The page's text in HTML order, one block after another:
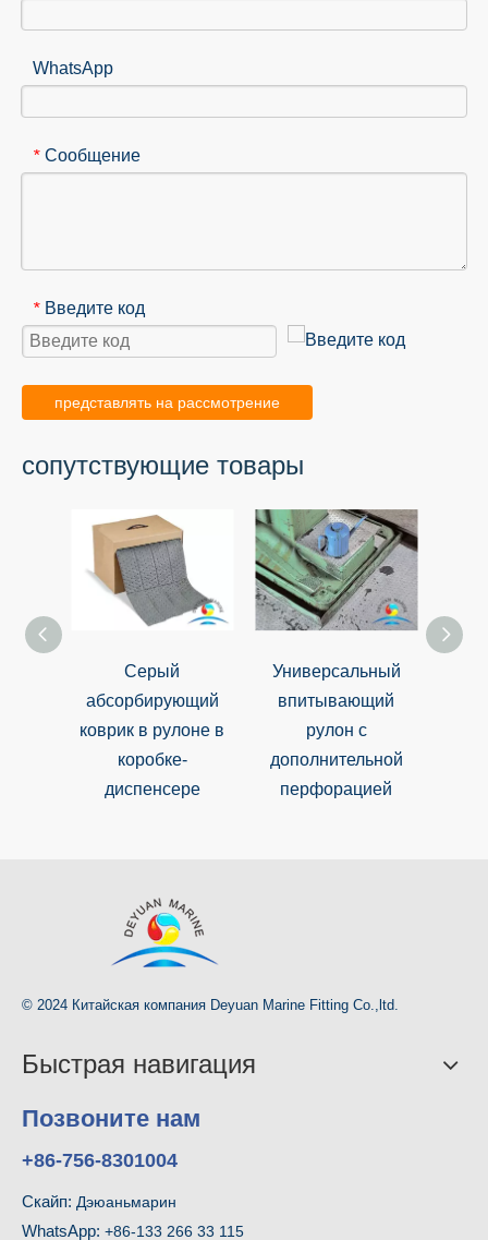
WhatsApp
* Сообщение
* Введите код
представлять на рассмотрение
сопутствующие товары
Серый
абсорбирующий
коврик в рулоне в
коробке-
диспенсере
Универсальный
впитывающий
рулон с
дополнительной
перфорацией
© 2024 Китайская компания Deyuan Marine Fitting Co.,ltd.
Быстрая навигация
Позвоните нам
+86-756-8301004
Скайп: Дэюаньмарин
WhatsApp: +86-133 266 33 115